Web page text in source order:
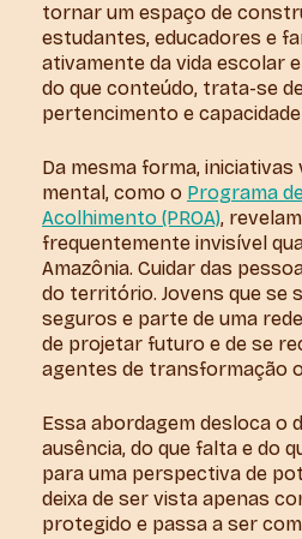
tornar um espaço de
estudantes, educadores e
ativamente da vida escolar
do que conteúdo, trata-se
pertencimento e capacidade
Da mesma forma,
mental, como o Programa
Acolhimento (PROA),
frequentemente invisível
Amazônia. Cuidar das
do território. Jovens que se
seguros e parte de uma
de projetar futuro e de se
agentes de transformação
Essa abordagem desloca o
ausência, do que falta e do
para uma perspectiva de
deixa de ser vista apenas
protegido e passa a ser